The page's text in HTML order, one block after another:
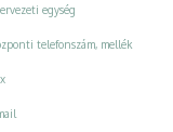
egység
telefonszám, mellék